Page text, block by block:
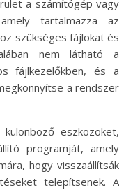
a számítógép vagy
tartalmazza az
szükséges fájlokat és
nem látható a
fájlkezelőkben, és a
a rendszer
eszközöket,
programját, amely
hogy visszaállítsák
telepítsenek. A